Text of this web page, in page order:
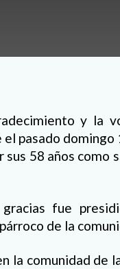
y la
pasado
sus 58 años
fue
de la
la comunidad de